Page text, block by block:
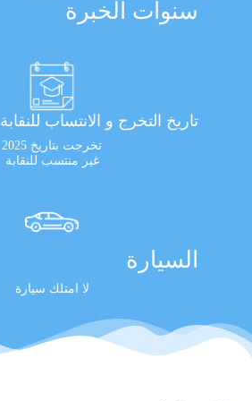
سنوات الخبرة
تاريخ التخرج و الانتساب للنقابة
تخرجت بتاريخ 2025
غير منتسب للنقابة
السيارة
لا امتلك سيارة